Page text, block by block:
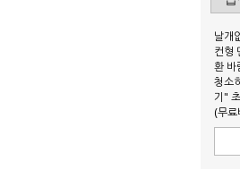
날개
컨형
환 바
청소
기"
(무